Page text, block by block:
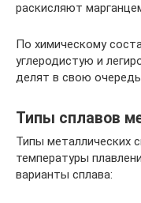
раскисляют
По химическому
углеро­дистую и
делят в свою
Типы сплавов
Типы металлических
температуры
варианты сплава: